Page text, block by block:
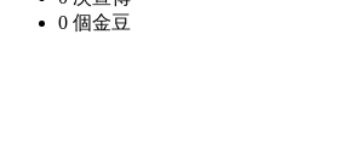
0 個金豆